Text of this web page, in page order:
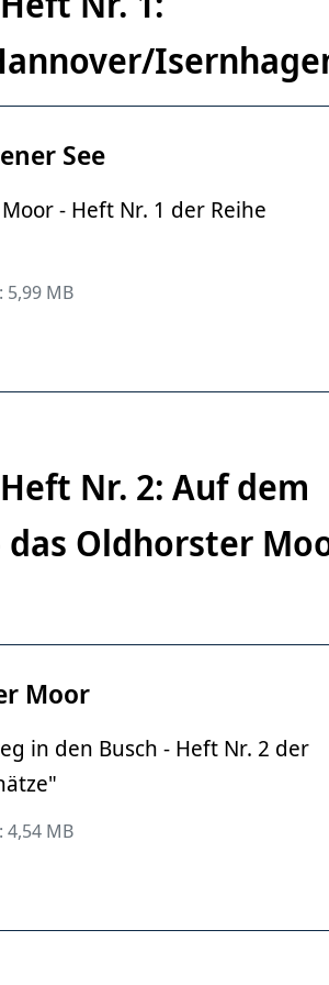
See
- Heft Nr. 1 der Reihe
MB
Nr. 2: Auf dem
das Oldhorster
Moor
in den Busch - Heft Nr. 2 der
MB